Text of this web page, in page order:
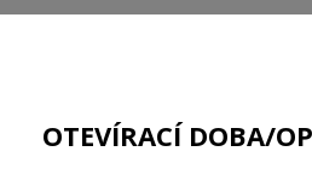
Mucha
OTEVÍRACÍ DOBA/